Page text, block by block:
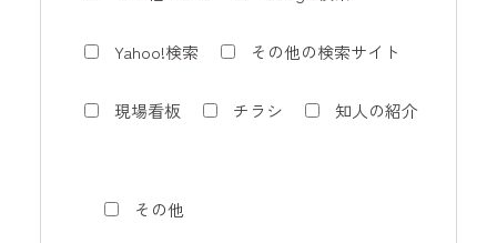
Yahoo!検索 その他の検索サイト
現場看板 チラシ 知人の紹介
その他